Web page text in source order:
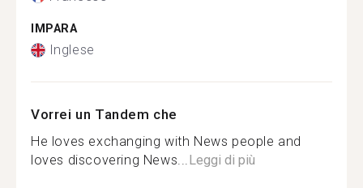
IMPARA
Inglese
Vorrei un Tandem che
He loves exchanging with News people and
loves discovering News...Leggi di più